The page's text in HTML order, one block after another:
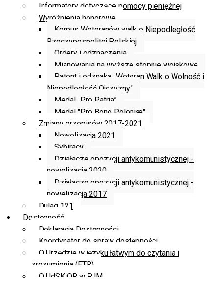
Informatory dotyczące pomocy pieniężnej
Wyróżnienia honorowe
Korpus Weteranów walk o Niepodległość
Rzeczypospolitej Polskiej
Ordery i odznaczenia
Mianowania na wyższe stopnie wojskowe
Patent i odznaka „Weteran Walk o Wolność i
Niepodległość Ojczyzny”
Medal „Pro Patria”
Medal "Pro Bono Poloniæ"
Zmiany przepisów 2017-2021
Nowelizacja 2021
Sybiracy
Działacze opozycji antykomunistycznej -
nowelizacja 2020
Działacze opozycji antykomunistycznej -
nowelizacja 2017
Dulag 121
Dostępność
Deklaracja Dostępności
Koordynator do spraw dostępności
O Urzędzie w języku łatwym do czytania i
zrozumienia (ETR)
O UdSKiOR w PJM